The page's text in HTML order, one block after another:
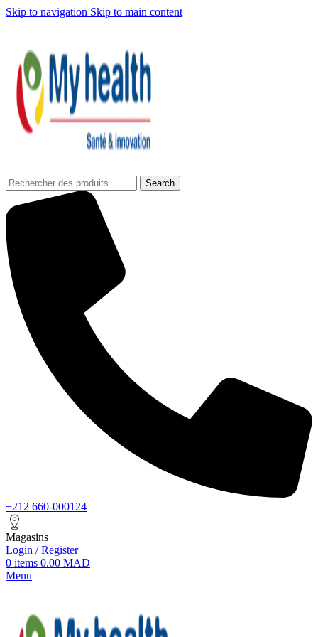
Skip to navigation Skip to main content
Search
+212 660-000124
Magasins
Login / Register
0 items 0.00 MAD
Menu